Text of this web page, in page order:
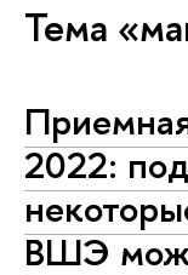
Тема
2022:
ВШЭ